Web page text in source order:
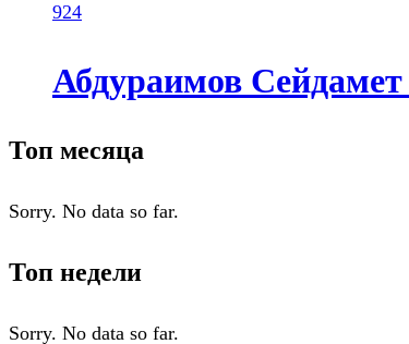
924
Абдураимов Сейдамет
Топ месяца
Sorry. No data so far.
Топ недели
Sorry. No data so far.